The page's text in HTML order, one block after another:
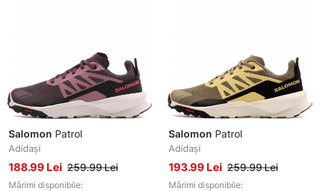
Salomon Patrol
Adidași
188.99 Lei 259.99 Lei
Mărimi disponibile:
Salomon Patrol
Adidași
193.99 Lei 259.99 Lei
Mărimi disponibile: